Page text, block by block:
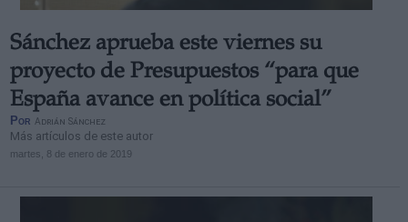
Sánchez aprueba este viernes su
proyecto de Presupuestos “para que
España avance en política social”
Por Adrián Sánchez
Más artículos de este autor
martes, 8 de enero de 2019